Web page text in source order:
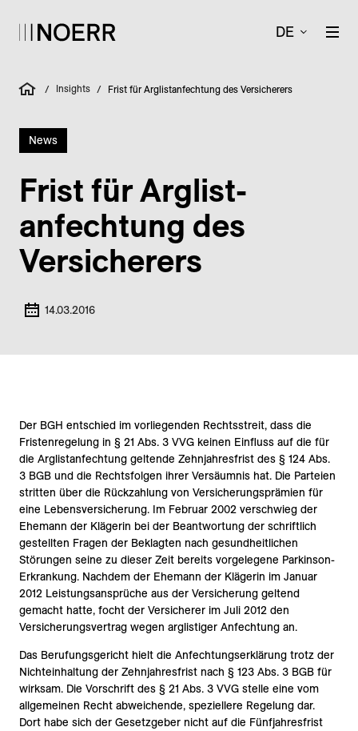
DE
/ Insights / Frist für Arglistanfechtung des Versicherers
News
Frist für Arglist­
anfechtung des
Versicherers
14.03.2016
Der BGH entschied im vorliegenden Rechtsstreit, dass die
Fristenregelung in § 21 Abs. 3 VVG keinen Einfluss auf die für
die Arglistanfechtung geltende Zehnjahresfrist des § 124 Abs.
3 BGB und die Rechtsfolgen ihrer Versäumnis hat. Die Parteien
stritten über die Rückzahlung von Versicherungsprämien für
eine Lebensversicherung. Im Februar 2002 verschwieg der
Ehemann der Klägerin bei der Beantwortung der schriftlich
gestellten Fragen der Beklagten nach gesundheitlichen
Störungen seine zu dieser Zeit bereits vorgelegene Parkinson-
Erkrankung. Nachdem der Ehemann der Klägerin im Januar
2012 Leistungsansprüche aus der Versicherung geltend
gemacht hatte, focht der Versicherer im Juli 2012 den
Versicherungsvertrag wegen arglistiger Anfechtung an.
Das Berufungsgericht hielt die Anfechtungserklärung trotz der
Nichteinhaltung der Zehnjahresfrist nach § 123 Abs. 3 BGB für
wirksam. Die Vorschrift des § 21 Abs. 3 VVG stelle eine vom
allgemeinen Recht abweichende, speziellere Regelung dar.
Dort habe sich der Gesetzgeber nicht auf die Fünfjahresfrist